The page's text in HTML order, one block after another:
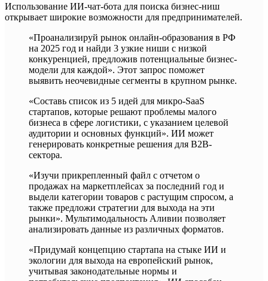
Использование ИИ-чат-бота для поиска бизнес-ниш
открывает широкие возможности для предпринимателей.
«Проанализируй рынок онлайн-образования в РФ
на 2025 год и найди 3 узкие ниши с низкой
конкуренцией, предложив потенциальные бизнес-
модели для каждой». Этот запрос поможет
выявить неочевидные сегменты в крупном рынке.
«Составь список из 5 идей для микро-SaaS
стартапов, которые решают проблемы малого
бизнеса в сфере логистики, с указанием целевой
аудитории и основных функций». ИИ может
генерировать конкретные решения для B2B-
сектора.
«Изучи прикрепленный файл с отчетом о
продажах на маркетплейсах за последний год и
выдели категории товаров с растущим спросом, а
также предложи стратегии для выхода на эти
рынки». Мультимодальность Аливии позволяет
анализировать данные из различных форматов.
«Придумай концепцию стартапа на стыке ИИ и
экологии для выхода на европейский рынок,
учитывая законодательные нормы и